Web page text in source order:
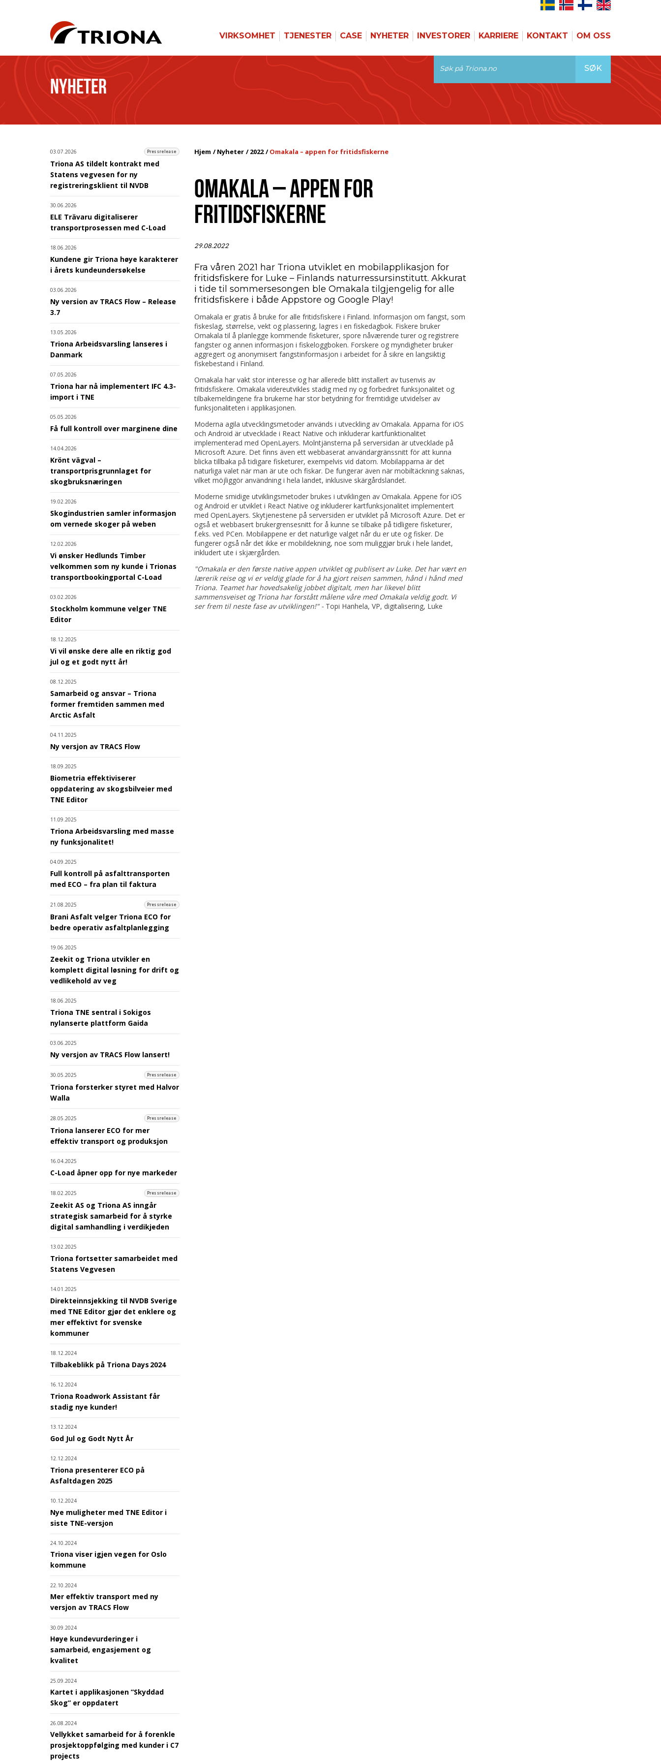
VIRKSOMHET TJENESTER CASE NYHETER INVESTORER KARRIERE KONTAKT OM OSS
NYHETER
SØK
03.07.2026 Pressrelease
Triona AS tildelt kontrakt med
Statens vegvesen for ny
registreringsklient til NVDB
30.06.2026
ELE Trävaru digitaliserer
transportprosessen med C-Load
18.06.2026
Kundene gir Triona høye karakterer
i årets kundeundersøkelse
03.06.2026
Ny version av TRACS Flow – Release
3.7
13.05.2026
Triona Arbeidsvarsling lanseres i
Danmark
07.05.2026
Triona har nå implementert IFC 4.3-
import i TNE
05.05.2026
Få full kontroll over marginene dine
14.04.2026
Krönt vägval –
transportprisgrunnlaget for
skogbruksnæringen
19.02.2026
Skogindustrien samler informasjon
om vernede skoger på weben
12.02.2026
Vi ønsker Hedlunds Timber
velkommen som ny kunde i Trionas
transportbookingportal C-Load
03.02.2026
Stockholm kommune velger TNE
Editor
18.12.2025
Vi vil ønske dere alle en riktig god
jul og et godt nytt år!
08.12.2025
Samarbeid og ansvar – Triona
former fremtiden sammen med
Arctic Asfalt
04.11.2025
Ny versjon av TRACS Flow
18.09.2025
Biometria effektiviserer
oppdatering av skogsbilveier med
TNE Editor
11.09.2025
Triona Arbeidsvarsling med masse
ny funksjonalitet!
04.09.2025
Full kontroll på asfalttransporten
med ECO – fra plan til faktura
21.08.2025 Pressrelease
Brani Asfalt velger Triona ECO for
bedre operativ asfaltplanlegging
19.06.2025
Zeekit og Triona utvikler en
komplett digital løsning for drift og
vedlikehold av veg
18.06.2025
Triona TNE sentral i Sokigos
nylanserte plattform Gaida
03.06.2025
Ny versjon av TRACS Flow lansert!
30.05.2025 Pressrelease
Triona forsterker styret med Halvor
Walla
28.05.2025 Pressrelease
Triona lanserer ECO for mer
effektiv transport og produksjon
16.04.2025
C-Load åpner opp for nye markeder
18.02.2025 Pressrelease
Zeekit AS og Triona AS inngår
strategisk samarbeid for å styrke
digital samhandling i verdikjeden
13.02.2025
Triona fortsetter samarbeidet med
Statens Vegvesen
14.01.2025
Direkteinnsjekking til NVDB Sverige
med TNE Editor gjør det enklere og
mer effektivt for svenske
kommuner
18.12.2024
Tilbakeblikk på Triona Days 2024
16.12.2024
Triona Roadwork Assistant får
stadig nye kunder!
13.12.2024
God Jul og Godt Nytt År
12.12.2024
Triona presenterer ECO på
Asfaltdagen 2025
10.12.2024
Nye muligheter med TNE Editor i
siste TNE-versjon
24.10.2024
Triona viser igjen vegen for Oslo
kommune
22.10.2024
Mer effektiv transport med ny
versjon av TRACS Flow
30.09.2024
Høye kundevurderinger i
samarbeid, engasjement og
kvalitet
25.09.2024
Kartet i applikasjonen ”Skyddad
Skog” er oppdatert
26.08.2024
Vellykket samarbeid for å forenkle
prosjektoppfølging med kunder i C7
projects
Hjem Nyheter 2022 Omakala – appen for fritidsfiskerne
OMAKALA – APPEN FOR
FRITIDSFISKERNE
29.08.2022
Fra våren 2021 har Triona utviklet en mobilapplikasjon for
fritidsfiskere for Luke – Finlands naturressursinstitutt. Akkurat
i tide til sommersesongen ble Omakala tilgjengelig for alle
fritidsfiskere i både Appstore og Google Play!
Omakala er gratis å bruke for alle fritidsfiskere i Finland. Informasjon om fangst, som
fiskeslag, størrelse, vekt og plassering, lagres i en fiskedagbok. Fiskere bruker
Omakala til å planlegge kommende fisketurer, spore nåværende turer og registrere
fangster og annen informasjon i fiskeloggboken. Forskere og myndigheter bruker
aggregert og anonymisert fangstinformasjon i arbeidet for å sikre en langsiktig
fiskebestand i Finland.
Omakala har vakt stor interesse og har allerede blitt installert av tusenvis av
fritidsfiskere. Omakala videreutvikles stadig med ny og forbedret funksjonalitet og
tilbakemeldingene fra brukerne har stor betydning for fremtidige utvidelser av
funksjonaliteten i applikasjonen.
Moderna agila utvecklingsmetoder används i utveckling av Omakala. Apparna för iOS
och Android är utvecklade i React Native och inkluderar kartfunktionalitet
implementerad med OpenLayers. Molntjänsterna på serversidan är utvecklade på
Microsoft Azure. Det finns även ett webbaserat användargränssnitt för att kunna
blicka tillbaka på tidigare fisketurer, exempelvis vid datorn. Mobilapparna är det
naturliga valet när man är ute och fiskar. De fungerar även när mobiltäckning saknas,
vilket möjliggör användning i hela landet, inklusive skärgårdslandet.
Moderne smidige utviklingsmetoder brukes i utviklingen av Omakala. Appene for iOS
og Android er utviklet i React Native og inkluderer kartfunksjonalitet implementert
med OpenLayers. Skytjenestene på serversiden er utviklet på Microsoft Azure. Det er
også et webbasert brukergrensesnitt for å kunne se tilbake på tidligere fisketurer,
f.eks. ved PCen. Mobilappene er det naturlige valget når du er ute og fisker. De
fungerer også når det ikke er mobildekning, noe som muliggjør bruk i hele landet,
inkludert ute i skjærgården.
"Omakala er den første native appen utviklet og publisert av Luke. Det har vært en
lærerik reise og vi er veldig glade for å ha gjort reisen sammen, hånd i hånd med
Triona. Teamet har hovedsakelig jobbet digitalt, men har likevel blitt
sammensveiset og Triona har forstått målene våre med Omakala veldig godt. Vi
ser frem til neste fase av utviklingen!" - Topi Hanhela, VP, digitalisering, Luke